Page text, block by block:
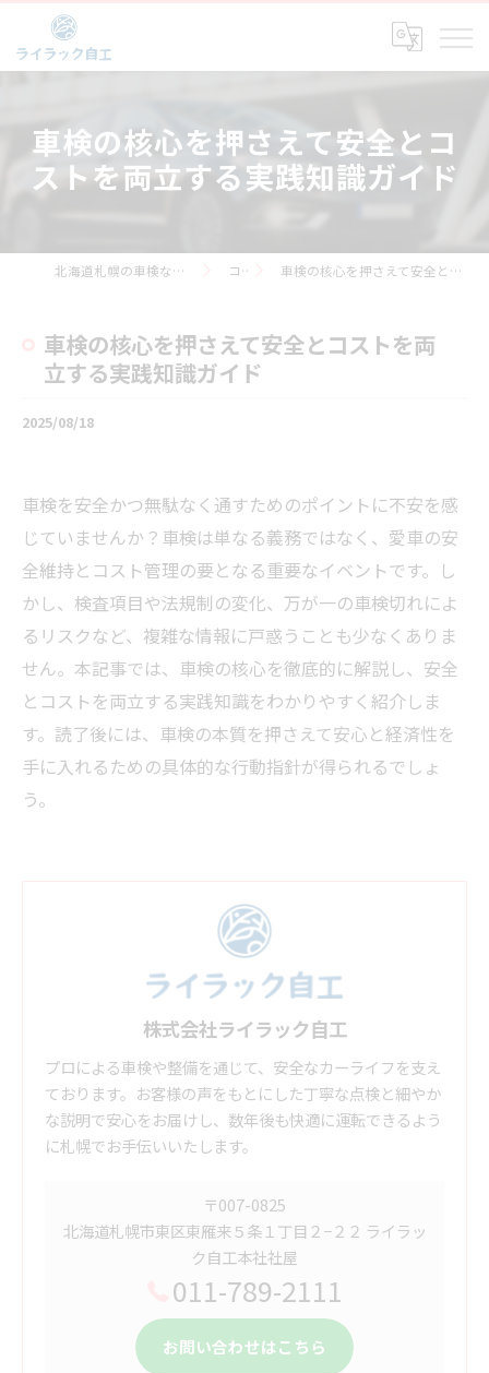
車検の核心を押さえて安全とコ
ストを両立する実践知識ガイド
北海道札幌の車検なら株式会社ライラック自工 コラム 車検の核心を押さえて安全とコストを両立する実践知識ガイド
車検の核心を押さえて安全とコストを両
立する実践知識ガイド
2025/08/18
車検を安全かつ無駄なく通すためのポイントに不安を感
じていませんか？車検は単なる義務ではなく、愛車の安
全維持とコスト管理の要となる重要なイベントです。し
かし、検査項目や法規制の変化、万が一の車検切れによ
るリスクなど、複雑な情報に戸惑うことも少なくありま
せん。本記事では、車検の核心を徹底的に解説し、安全
とコストを両立する実践知識をわかりやすく紹介しま
す。読了後には、車検の本質を押さえて安心と経済性を
手に入れるための具体的な行動指針が得られるでしょ
う。
株式会社ライラック自工
プロによる車検や整備を通じて、安全なカーライフを支え
ております。お客様の声をもとにした丁寧な点検と細やか
な説明で安心をお届けし、数年後も快適に運転できるよう
に札幌でお手伝いいたします。
〒007-0825
北海道札幌市東区東雁来５条１丁目２−２２ ライラッ
ク自工本社社屋
011-789-2111
お問い合わせはこちら